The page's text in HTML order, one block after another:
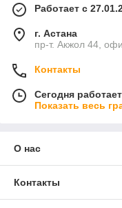
Работает с
г. Астана
пр-т. Акжол 44,
Контакты
Сегодня
Показать весь
О нас
Контакты